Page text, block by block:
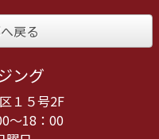
戻る
ング
１５号2F
～18：00